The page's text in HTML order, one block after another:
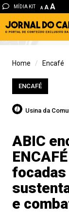
MÍDIA KIT A A A
Home Encafé
ENCAFÉ
Usina da
ABIC
focadas
e